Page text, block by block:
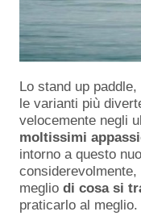
Lo stand up
le varianti più
velocemente negli
moltissimi
intorno a questo
meglio di cosa si
praticarlo al meglio.